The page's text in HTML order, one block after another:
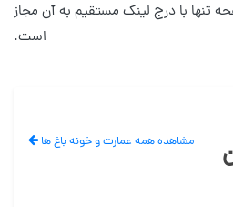
تنها با درج لینک مستقیم به آن مجاز
است.
مشاهده همه عمارت و خونه باغ ها